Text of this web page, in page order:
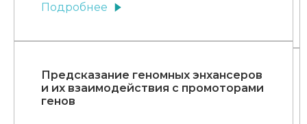
Подробнее
Предсказание геномных энхансеров
и их взаимодействия с промоторами
генов